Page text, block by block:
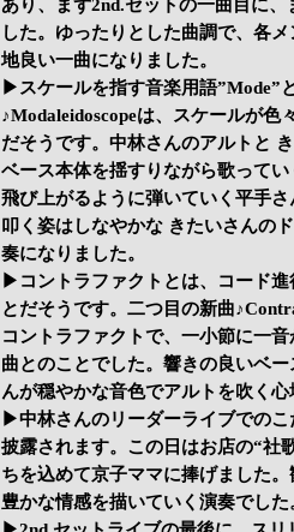
あり、まず2nd.セットの一曲目に
した。ゆったりとした曲調で、各
地良い一曲になりました。
▶スケールを指す音楽用語”Mode”
♪Modaleidoscopeは、スケールが
だそうです。中林さんのアルトと
ベース本体を揺すりながら歌って
飛び上がるように弾いていく平手
叩く姿はしなやかな きたいさんの
奏になりました。
▶コントラファクトとは、コード
とだそうです。二つ目の新曲
コントラファクトで、一小節に一
曲とのことでした。響きの良いベ
んが穏やかな音色でアルトを吹く心
▶中林さんのリーダーライブでの
披露されます。この日はお店の“社
ちを込めて京子ママに捧げました
豊かな情感を描いていく演奏でした